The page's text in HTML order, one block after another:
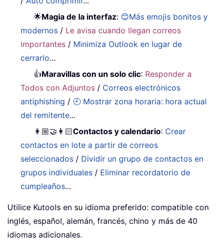
🌟Magia de la interfaz: 😊Más emojis bonitos y
modernos / Le avisa cuando llegan correos
importantes / Minimiza Outlook en lugar de
cerrarlo…
👍Maravillas con un solo clic: Responder a
Todos con Adjuntos / Correos electrónicos
antiphishing / 🕘 Mostrar zona horaria: hora actual
del remitente...
👩🏼‍🤝‍👩🏻Contactos y calendario: Crear
contactos en lote a partir de correos
seleccionados / Dividir un grupo de contactos en
grupos individuales / Eliminar recordatorio de
cumpleaños...
Utilice Kutools en su idioma preferido: compatible con
inglés, español, alemán, francés, chino y más de 40
idiomas adicionales.